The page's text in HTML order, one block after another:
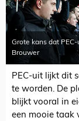
Grote kans dat
Brouwer
PEC-uit lijkt dit
te worden. De
blijkt vooral in
een mooie taak